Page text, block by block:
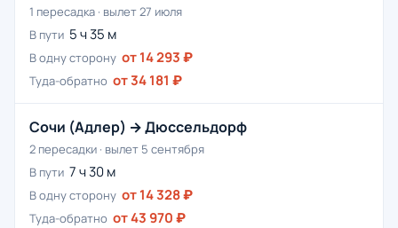
1 пересадка · вылет 27 июля
В пути 5 ч 35 м
В одну сторону от 14 293 ₽
Туда-обратно от 34 181 ₽
Сочи (Адлер) → Дюссельдорф
2 пересадки · вылет 5 сентября
В пути 7 ч 30 м
В одну сторону от 14 328 ₽
Туда-обратно от 43 970 ₽